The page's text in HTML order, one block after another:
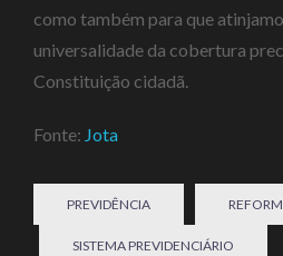
como também para que
universalidade da cobertura
Constituição cidadã.
Fonte: Jota
PREVIDÊNCIA
SISTEMA PREVIDENCIÁRIO